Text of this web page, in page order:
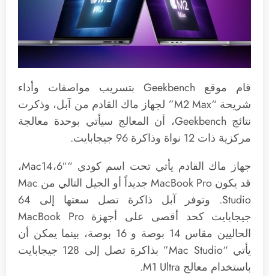
قام موقع Geekbench بتسريب مواصفات وأداء
شريحة “M2 Max” لجهاز ماك القادم من آبل، وذكرت
نتائج Geekbench، أن المعالج سيأتي بوحدة معالجة
مركزية ذات 12 نواة وذاكرة 96 جيجابايت.
جهاز ماك القادم يأتي تحت اسم كودي “Mac14،6″،
قد يكون MacBook Pro جديداً أو الجيل التالي من Mac
Studio. وتوفر آبل ذاكرة تصل سعتها إلى 64
جيجابايت كحد أقصى على أجهزة MacBook Pro
الحاليين مقاس 14 بوصة و 16 بوصة، بينما يمكن أن
يأتي “Mac Studio” بذاكرة تصل إلى 128 جيجابايت
باستخدام معالج M1 Ultra.